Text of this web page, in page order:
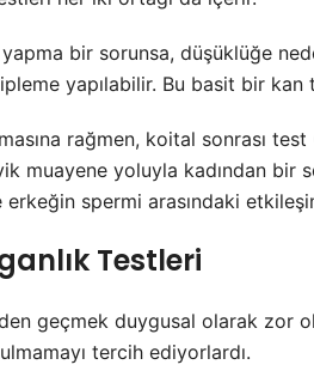
bir sorunsa, düşüklüğe
yapılabilir. Bu basit bir kan
rağmen, koital sonrası
muayene yoluyla kadından bir
spermi arasındaki
Testleri
geçmek duygusal olarak zor
tercih ediyorlardı.